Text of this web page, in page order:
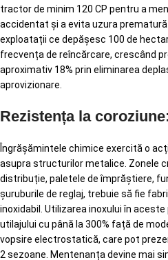
tractor de minim 120 CP pentru a
accidentat și a evita uzura
exploatații ce depășesc 100 de
frecvența de reîncărcare, crescând
aproximativ 18% prin eliminarea
aprovizionare.
Rezistența la
Îngrășămintele chimice exercită o
asupra structurilor metalice. Zonele
distribuție, paletele de împrăștiere,
șuruburile de reglaj, trebuie să fie
inoxidabil. Utilizarea inoxului în
utilajului cu până la 300% față de
vopsire electrostatică, care pot
2 sezoane. Mentenanța devine mai